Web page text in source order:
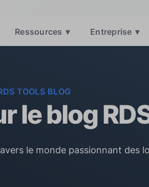
Ressources ▾ Entreprise ▾
TOOLS BLOG
le blog
le monde passionnant des